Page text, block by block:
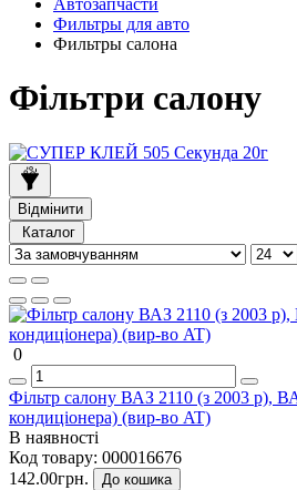
Автозапчасти
Фильтры для авто
Фильтры салона
Фільтри салону
Відмінити
Каталог
0
Фільтр салону ВАЗ 2110 (з 2003 р),
кондиціонера) (вир-во AT)
В наявності
Код товару: 000016676
142.00грн.
До кошика